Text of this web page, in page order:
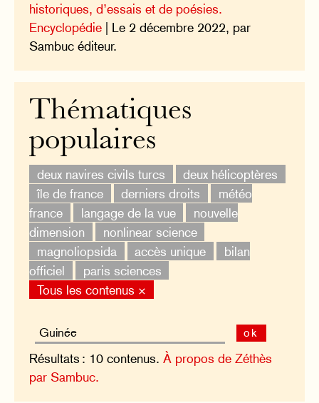
historiques, d’essais et de poésies.
Encyclopédie | Le 2 décembre 2022, par
Sambuc éditeur.
Thématiques
populaires
deux navires civils turcs
deux hélicoptères
île de france
derniers droits
météo
france
langage de la vue
nouvelle
dimension
nonlinear science
magnoliopsida
accès unique
bilan
officiel
paris sciences
Tous les contenus ×
ok
Résultats : 10 contenus.À propos de Zéthès
par Sambuc.